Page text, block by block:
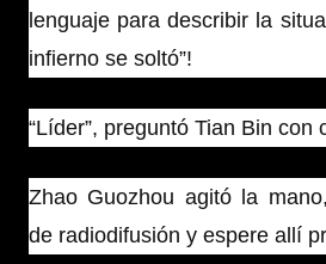
lenguaje para describir la
infierno se soltó”!
“Líder”, preguntó Tian Bin con
Zhao Guozhou agitó la
de radiodifusión y espere allí